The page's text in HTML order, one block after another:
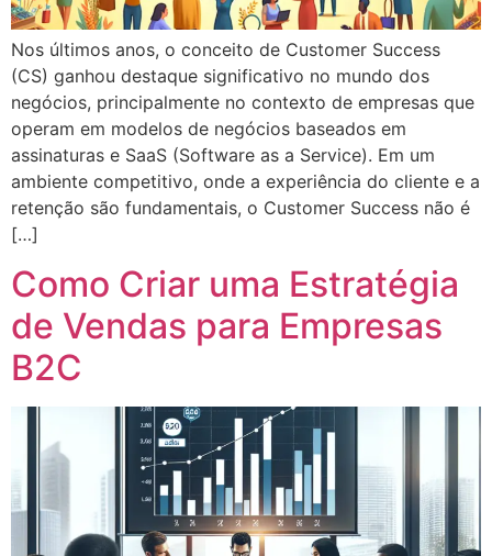
Nos últimos anos, o conceito de Customer Success
(CS) ganhou destaque significativo no mundo dos
negócios, principalmente no contexto de empresas que
operam em modelos de negócios baseados em
assinaturas e SaaS (Software as a Service). Em um
ambiente competitivo, onde a experiência do cliente e a
retenção são fundamentais, o Customer Success não é
[…]
Como Criar uma Estratégia
de Vendas para Empresas
B2C